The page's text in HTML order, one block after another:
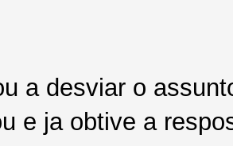
a desviar o
e ja obtive a